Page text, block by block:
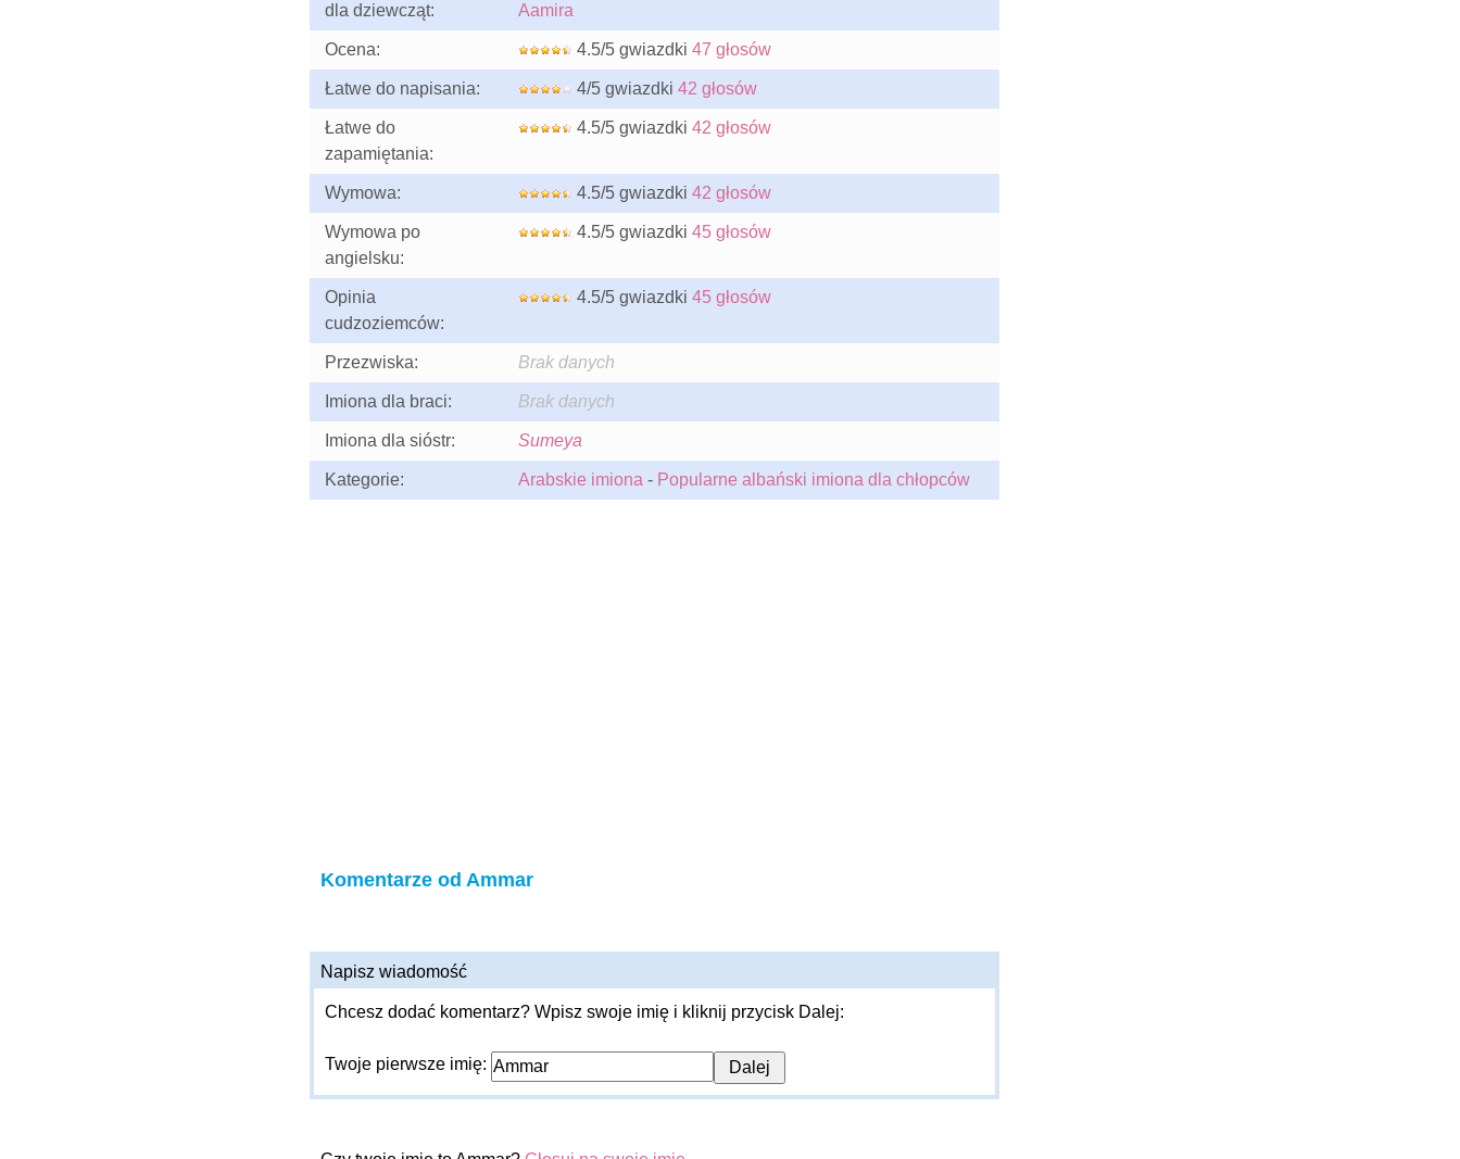
dla dziewcząt:
Aamira
Ocena: 4.5/5 gwiazdki 47 głosów
Łatwe do napisania: 4/5 gwiazdki 42 głosów
Łatwe do
zapamiętania:
4.5/5 gwiazdki 42 głosów
Wymowa: 4.5/5 gwiazdki 42 głosów
Wymowa po
angielsku:
4.5/5 gwiazdki 45 głosów
Opinia
cudzoziemców:
4.5/5 gwiazdki 45 głosów
Przezwiska: Brak danych
Imiona dla braci: Brak danych
Imiona dla sióstr: Sumeya
Kategorie: Arabskie imiona - Popularne albański imiona dla chłopców
Komentarze od Ammar
Napisz wiadomość
Chcesz dodać komentarz? Wpisz swoje imię i kliknij przycisk Dalej:
Twoje pierwsze imię: